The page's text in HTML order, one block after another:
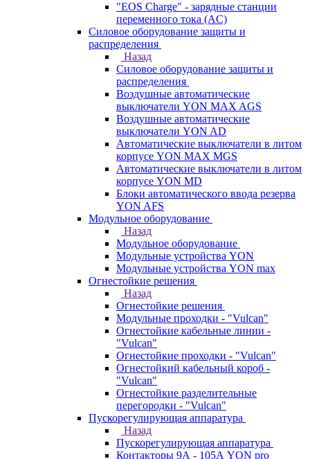
"EOS Charge" - зарядные станции
переменного тока (AC)
Силовое оборудование защиты и
распределения
Назад
Силовое оборудование защиты и
распределения
Воздушные автоматические
выключатели YON MAX AGS
Воздушные автоматические
выключатели YON AD
Автоматические выключатели в литом
корпусе YON MAX MGS
Автоматические выключатели в литом
корпусе YON MD
Блоки автоматического ввода резерва
YON AFS
Модульное оборудование
Назад
Модульное оборудование
Модульные устройства YON
Модульные устройства YON max
Огнестойкие решения
Назад
Огнестойкие решения
Модульные проходки - "Vulcan"
Огнестойкие кабельные линии -
"Vulcan"
Огнестойкие проходки - "Vulcan"
Огнестойкий кабельный короб -
"Vulcan"
Огнестойкие разделительные
перегородки - "Vulcan"
Пускорегулирующая аппаратура
Назад
Пускорегулирующая аппаратура
Контакторы 9А - 105А YON pro